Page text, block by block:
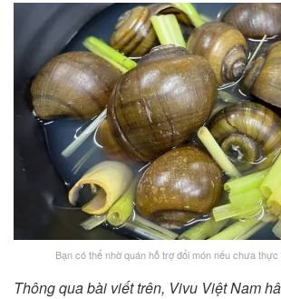
Bạn có thể nhờ quán hỗ trợ đổi món nếu chưa
Thông qua bài viết trên, Vivu Việt Nam